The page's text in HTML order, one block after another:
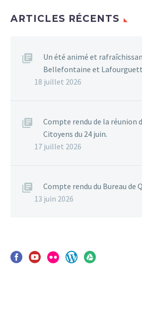
ARTICLES RÉCENTS
Un été animé et
Bellefontaine et
18 juillet 2026
Compte rendu de la réunion
Citoyens du 24 juin.
17 juillet 2026
Compte rendu du Bureau de
13 juin 2026